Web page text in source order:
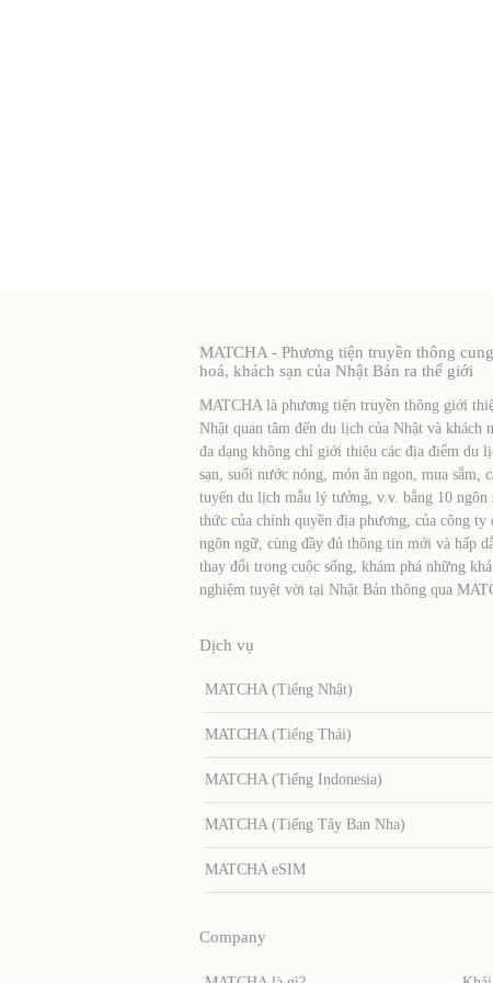
MATCHA - Phương tiện truyền thông
hoá, khách sạn của Nhật Bản ra thế giới
MATCHA là phương tiện truyền thông giới
Nhật quan tâm đến du lịch của Nhật và khách
đa dạng không chỉ giới thiệu các địa điểm du
sạn, suối nước nóng, món ăn ngon, mua sắm,
tuyến du lịch mẫu lý tưởng, v.v. bằng 10
thức của chính quyền địa phương, của công ty
ngôn ngữ, cùng đầy đủ thông tin mới và hấp
thay đổi trong cuộc sống, khám phá những
nghiệm tuyệt vời tại Nhật Bản thông qua
Dịch vụ
MATCHA (Tiếng Nhật)
MATCHA (Tiếng Thái)
MATCHA (Tiếng Indonesia)
MATCHA (Tiếng Tây Ban Nha)
MATCHA eSIM
Company